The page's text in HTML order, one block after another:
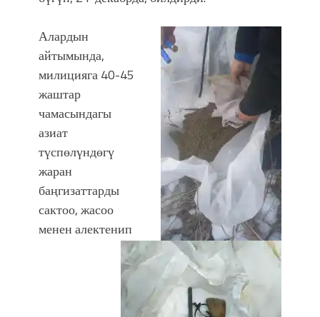
болмок”
Алардын
айтымында,
милицияга 40-45
жаштар
чамасындагы
азиат
түспөлүндөгү
жаран
баңгизаттарды
сактоо, жасоо
менен алектенип